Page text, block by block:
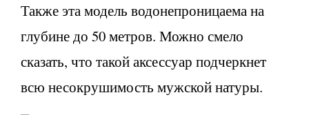
Также эта модель водонепроницаема на
глубине до 50 метров. Можно смело
сказать, что такой аксессуар подчеркнет
всю несокрушимость мужской натуры.